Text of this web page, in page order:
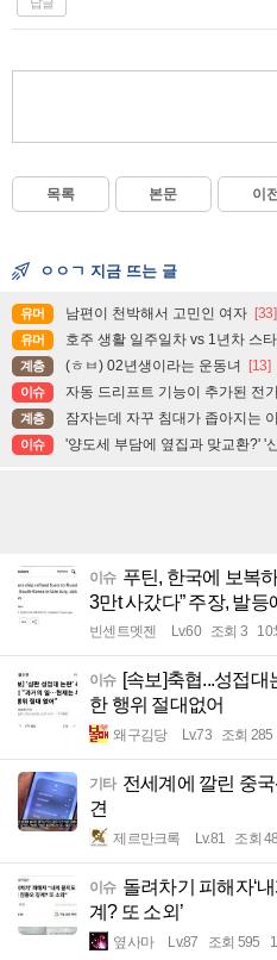
목록 본문 이
ㅇㅇㄱ 지금 뜨는 글
유머 남편이 천박해서 고민인 여자 [33]
유머 호주 생활 일주일차 vs 1년차 스
계층 (ㅎㅂ) 02년생이라는 운동녀 [13]
이슈 자동 드리프트 기능이 추가된 전
계층 잠자는데 자꾸 침대가 좁아지는
이슈 '양도세 부담에 옆집과 맞교환?' '
이슈 푸틴, 한국에 보복
3만t 사갔다” 주장, 발
빈센트멧젠 Lv.60 조회 3
이슈 [속보]축협...성접
한 행위 절대없어
왜구김당 Lv.73 조회 285
기타 전세계에 깔린 중
견
제르만크록 Lv.81 조회
이슈 돌려차기 피해자‘
계? 또 소외’
옆사마 Lv.87 조회 595